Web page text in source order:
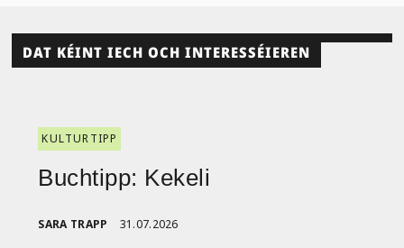
DAT KÉINT IECH OCH INTERESSÉIEREN
KULTURTIPP
Buchtipp: Kekeli
SARA TRAPP 31.07.2026